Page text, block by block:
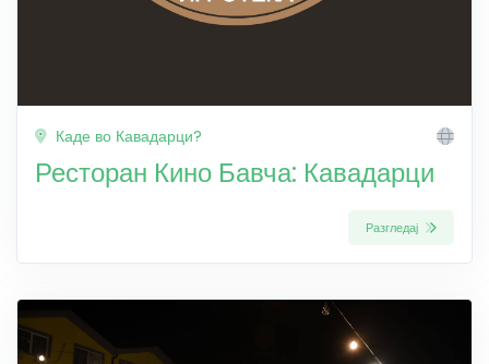
Каде во Кавадарци?
Ресторан Кино Бавча: Кавадарци
Разгледај